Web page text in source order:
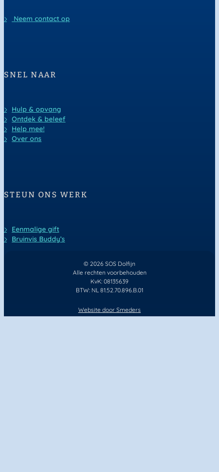
Neem contact op
SNEL NAAR
Hulp & opvang
Ontdek & beleef
Help mee!
Over ons
STEUN ONS WERK
Eenmalige gift
Bruinvis Buddy’s
© 2026 SOS Dolfijn
Alle rechten voorbehouden
KvK: 08135639
BTW: NL 81.52.70.896.B.01
Website door Smeders